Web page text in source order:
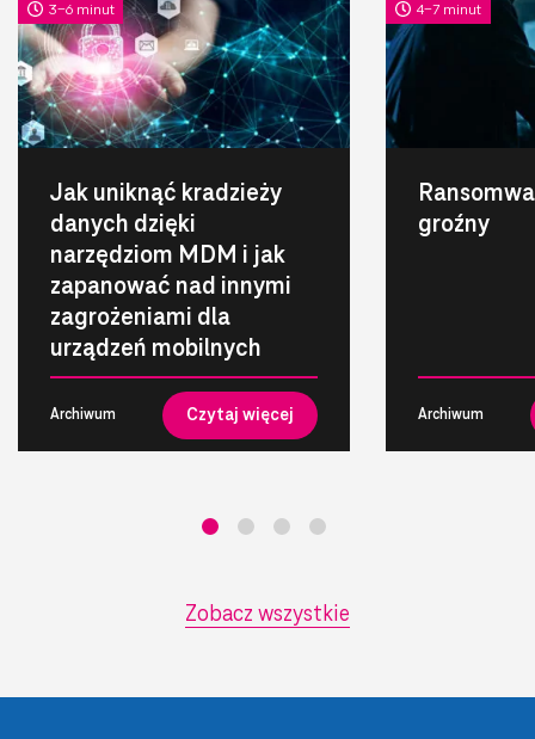
3-6 minut
Jak uniknąć kradzieży
danych dzięki
narzędziom MDM i jak
zapanować nad innymi
zagrożeniami dla
urządzeń mobilnych
Archiwum Czytaj więcej
4-7 minut
groźny
Archiwum
Zobacz wszystkie